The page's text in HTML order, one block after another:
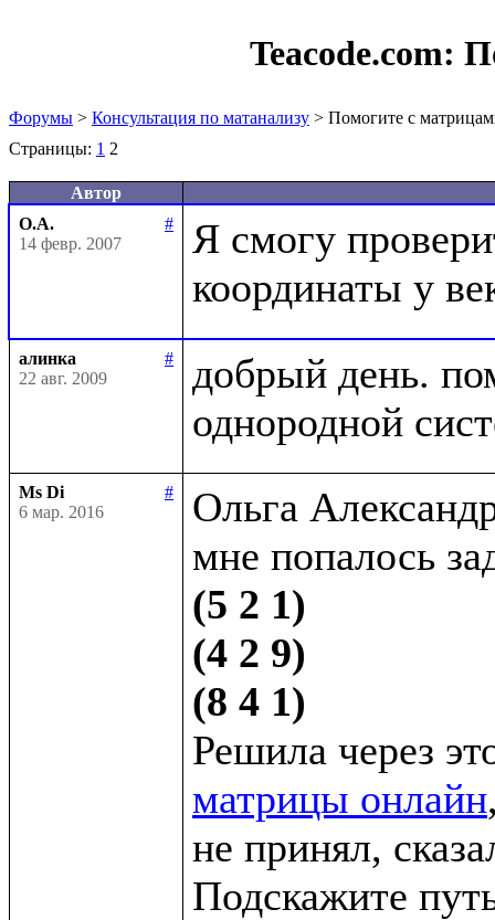
Teacode.com:
Форумы > Консультация по матанализу > Помогите с
Страницы: 1 2
Автор
О.А.
#
14 февр. 2007
Я смогу
алинка
#
22 авг. 2009
добрый день.
Ms Di
#
6 мар. 2016
Ольга
(5 2 1)
(4 2 9)
(8 4 1)
Решила через
матрицы онлайн
не принял,
Подскажите